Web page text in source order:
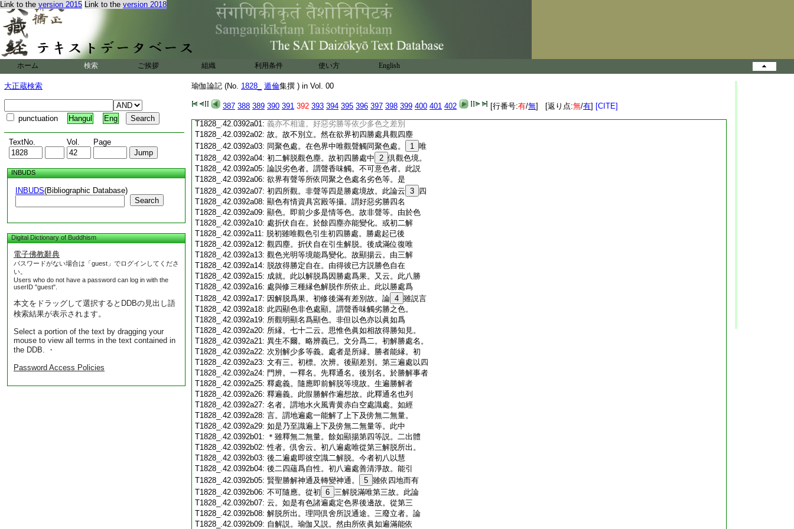
Link to the version 2015 Link to the version 2018
ホーム 検索 ご挨拶 組織 利用条件 使い方 English
大正蔵検索
punctuation Hangul Eng
TextNo. Vol. Page
INBUDS
INBUDS(Bibliographic Database)
Search
Digital Dictionary of Buddhism
電子佛教辭典
パスワードがない場合は「guest」でログインしてくださ
い。
Users who do not have a password can log in with the
userID "guest".
本文をドラッグして選択するとDDBの見出し語
検索結果が表示されます。
Select a portion of the text by dragging your
mouse to view all terms in the text contained in
the DDB. ・
Password Access Policies
瑜伽論記 (No. 1828_ 遁倫集撰 ) in Vol. 00
387 388 389 390 391 392 393 394 395 396 397 398 399 400 401 402 [行番号:有/無] [返り点:無/有] [CITE]
T1828_.42.0391c19:所縁聲香味觸所依聚色。以初二解脱縁光
T1828_.42.0391c20: 明相及劣勝故。即初四勝處觀顯假色光明
T1828_.42.0391c21:乃是假顯色故。由體清明順於變化故偏觀
T1828_.42.0391c22:
之。第二解脱縁一切色處故。第三第四勝處
亦觀於彼一切色處若少多等。然以有情非
情形量小大内外別故。分成少多故。依有色
T1828_.42.0391c25:及與無色各縁二境分成四種故。諸勝處不
T1828_.42.0391c26:減不増故。對法説。少色者。有情數色其量
T1828_.42.0391c27:故。多色者。非情數色其量大故。顯揚論中唯
T1828_.42.0391c28: 依資具非資具分成多少。今此中以有情及資
T1828_.42.0392a01: 義亦不相違。好惡劣勝等依少多色之差別
T1828_.42.0392a02: 故。故不別立。然在欲界初四勝處具觀四塵
T1828_.42.0392a03: 同聚色處。在色界中唯觀聲觸同聚色處。 1 唯
T1828_.42.0392a04: 初二解脱觀色塵。故初四勝處中 2 倶觀色境。
T1828_.42.0392a05: 論説劣色者。謂聲香味觸。不可意色者。此説
T1828_.42.0392a06: 欲界有聲等所依同聚之色處名劣色等。是
T1828_.42.0392a07: 初四所觀。非聲等四是勝處境故。此論云 3 四
T1828_.42.0392a08: 顯色有情資具宮殿等攝。謂好惡劣勝四名
T1828_.42.0392a09: 顯色。即前少多是情等色。故非聲等。由於色
T1828_.42.0392a10: 處折伏自在。於餘四塵亦能變化。或初二解
T1828_.42.0392a11: 脱初雖唯觀色引生初四勝處。勝處起已後
T1828_.42.0392a12: 觀四塵。折伏自在引生解脱。後成滿位復唯
T1828_.42.0392a13: 觀色光明等境能爲變化。故顯揚云。由三解
T1828_.42.0392a14: 脱故得勝定自在。由得彼已方説勝色自在
T1828_.42.0392a15: 成就。此以解脱爲因勝處爲果。又云。此八勝
T1828_.42.0392a16: 處與修三種縁色解脱作所依止。此以勝處爲
T1828_.42.0392a17: 因解脱爲果。初修後滿有差別故。論 4 雖説言
T1828_.42.0392a18: 此四顯色非色處顯。謂聲香味觸劣勝之色。
T1828_.42.0392a19: 所觀明顯名爲顯色。非但以色亦以眞如爲
T1828_.42.0392a20: 所縁。七十二云。思惟色眞如相故得勝知見。
T1828_.42.0392a21: 異生不爾。略辨義已。文分爲二。初解勝處名。
T1828_.42.0392a22: 次別解少多等義。處者是所縁。勝者能縁。初
T1828_.42.0392a23: 文有三。初標。次辨。後顯差別。第三遍處以四
T1828_.42.0392a24: 門辨。一釋名。先釋通名。後別名。於勝解事者
T1828_.42.0392a25: 釋處義。隨應即前解脱等境故。生遍勝解者
T1828_.42.0392a26: 釋遍義。此假勝解作遍想故。此釋通名也列
T1828_.42.0392a27: 名者。謂地水火風青黄赤白空處識處。如經
T1828_.42.0392a28: 言。謂地遍處一能解了上下及傍無二無量。
T1828_.42.0392a29: 如是乃至識遍上下及傍無二無量等。此中
T1828_.42.0392b01: ＊雖釋無二無量。餘如顯揚第四等説。二出體
T1828_.42.0392b02:性者。倶舍云。初八遍處唯從第三解脱所出。
T1828_.42.0392b03: 後二遍處即彼空識二解脱。今者初八以慧
T1828_.42.0392b04: 後二四蘊爲自性。初八遍處善清淨故。能引
T1828_.42.0392b05: 賢聖勝解神通及轉變神通。 5 雖依四地而有
T1828_.42.0392b06: 不可隨應。從初 6 三解脱滿唯第三故。此論
T1828_.42.0392b07: 云。如是有色諸遍處定色界後邊故。從第三
T1828_.42.0392b08: 解脱所出。理同倶舍所説通途。三廢立者。論
T1828_.42.0392b09: 自解説。瑜伽又説。然由所依眞如遍滿能依